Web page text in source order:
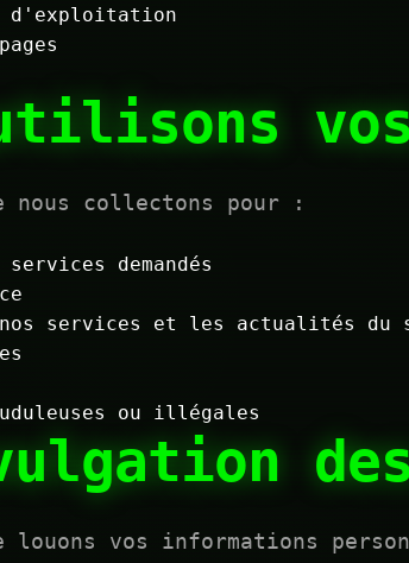
d'exploitation
utilisons
nous collectons pour :
demandés
nos services et les actualités du
ou illégales
des
louons vos informations